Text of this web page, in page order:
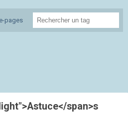
pages
span>s